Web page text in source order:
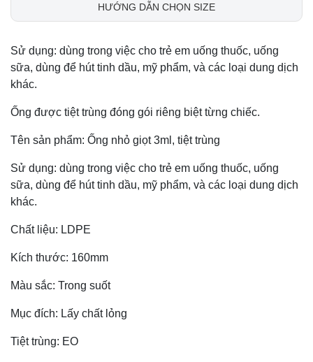
HƯỚNG DẪN CHỌN SIZE
Sử dụng: dùng trong việc cho trẻ em uống thuốc, uống
sữa, dùng để hút tinh dầu, mỹ phẩm, và các loại dung dịch
khác.
Ống được tiệt trùng đóng gói riêng biệt từng chiếc.
Tên sản phẩm: Ống nhỏ giọt 3ml, tiệt trùng
Sử dụng: dùng trong việc cho trẻ em uống thuốc, uống
sữa, dùng để hút tinh dầu, mỹ phẩm, và các loại dung dịch
khác.
Chất liệu: LDPE
Kích thước: 160mm
Màu sắc: Trong suốt
Mục đích: Lấy chất lỏng
Tiệt trùng: EO